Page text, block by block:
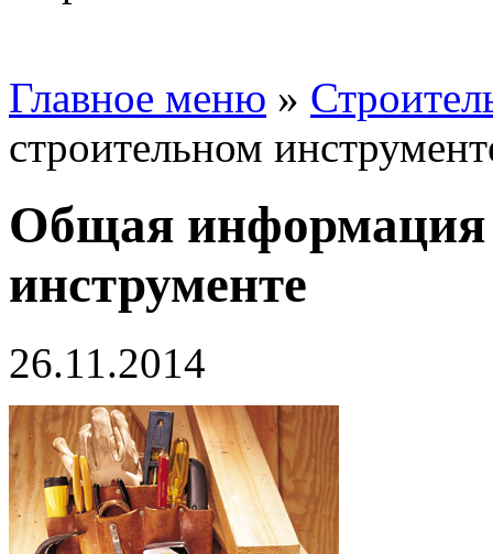
Главное меню »
строительном
Общая информация
инструменте
26.11.2014